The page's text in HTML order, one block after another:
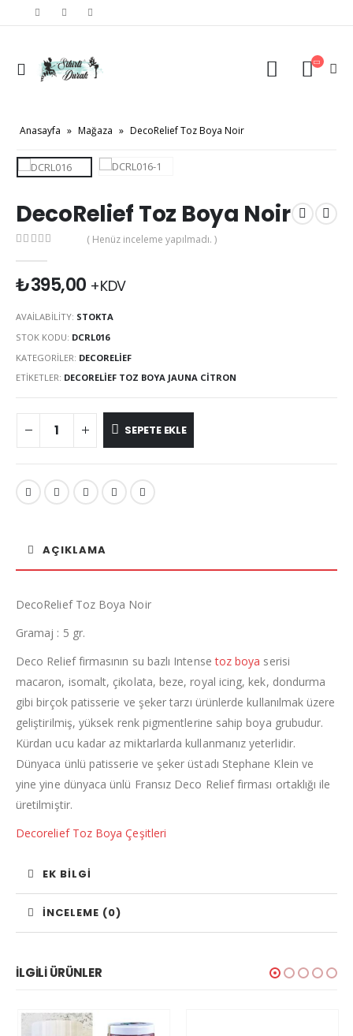
Anasayfa » Mağaza » DecoRelief Toz Boya Noir
DecoRelief Toz Boya Noir
( Henüz inceleme yapılmadı. )
₺395,00 +KDV
AVAILABILITY: STOKTA
STOK KODU: DCRL016
KATEGORILER: DECORELIEF
ETIKETLER: DECORELIEF TOZ BOYA JAUNA CITRON
SEPETE EKLE
AÇIKLAMA
DecoRelief Toz Boya Noir
Gramaj : 5 gr.
Deco Relief firmasının su bazlı Intense toz boya serisi
macaron, isomalt, çikolata, beze, royal icing, kek, dondurma
gibi birçok patisserie ve şeker tarzı ürünlerde kullanılmak üzere
geliştirilmiş, yüksek renk pigmentlerine sahip boya grubudur.
Kürdan ucu kadar az miktarlarda kullanmanız yeterlidir.
Dünyaca ünlü patisserie ve şeker üstadı Stephane Klein ve
yine yine dünyaca ünlü Fransız Deco Relief firması ortaklığı ile
üretilmiştir.
Decorelief Toz Boya Çeşitleri
EK BILGI
İNCELEME (0)
İLGILI ÜRÜNLER